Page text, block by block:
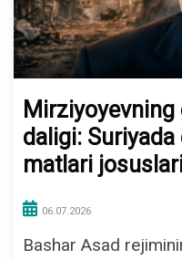
daligi:
matlari
06.07.2026
Bashar Asad